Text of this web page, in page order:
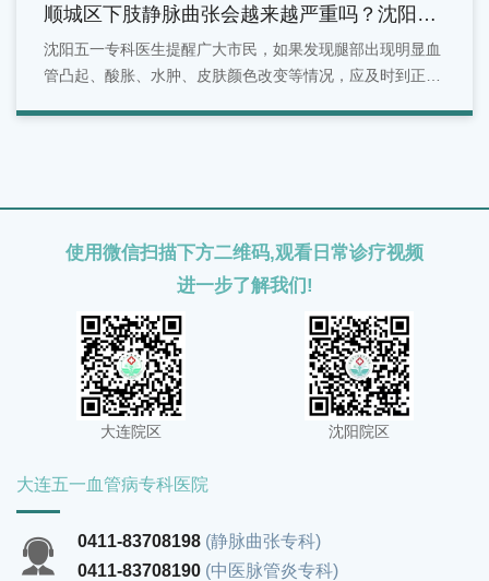
顺城区下肢静脉曲张会越来越严重吗？沈阳五
一专科医生为您解答！
沈阳五一专科医生提醒广大市民，如果发现腿部出现明显血
管凸起、酸胀、水肿、皮肤颜色改变等情况，应及时到正规
使用微信扫描下方二维码,观看日常诊疗视频
进一步了解我们!
大连院区 沈阳院区
大连五一血管病专科医院
0411-83708198 (静脉曲张专科)
0411-83708190 (中医脉管炎专科)